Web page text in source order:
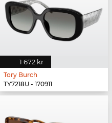
1 672 kr
Tory Burch
TY7218U - 170911